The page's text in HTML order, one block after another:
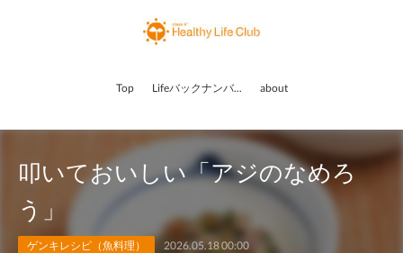
Top Lifeバックナンバー about
叩いておいしい「アジのなめろ
う」
ゲンキレシピ（魚料理） 2026.05.18 00:00